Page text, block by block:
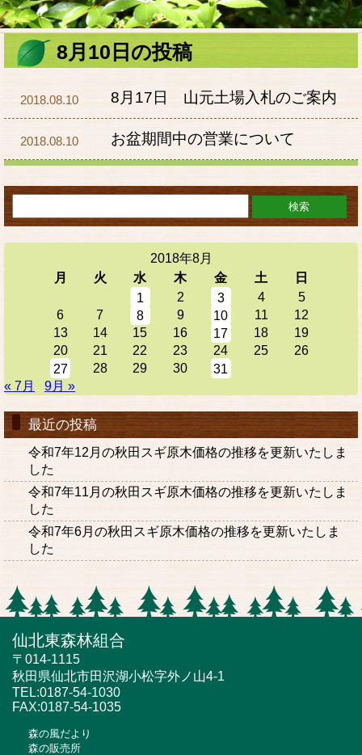
8月10日の投稿
2018.08.10 8月17日 山元土場入札のご案内
2018.08.10 お盆期間中の営業について
2018年8月
月
火 水 木 金 土
日
1
2 3 4
5
6
7 8 9 10 11
12
13
14 15 16 17 18
19
20
21 22 23 24 25
26
27
28 29 30
31
« 7月
9月 »
最近の投稿
令和7年12月の秋田スギ原木価格の推移を更新いたしま
した
令和7年11月の秋田スギ原木価格の推移を更新いたしま
した
令和7年6月の秋田スギ原木価格の推移を更新いたしま
した
仙北東森林組合
〒014-1115
秋田県仙北市田沢湖小松字外ノ山4-1
TEL:0187-54-1030
FAX:0187-54-1035
森の風だより
森の販売所